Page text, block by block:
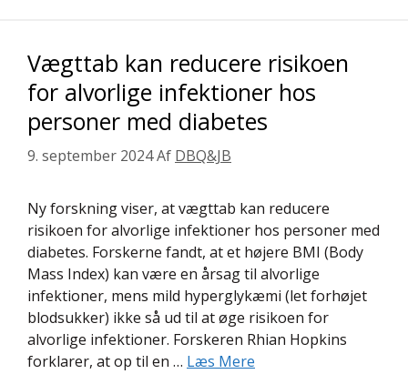
Vægttab kan reducere risikoen
for alvorlige infektioner hos
personer med diabetes
9. september 2024Af DBQ&JB
Ny forskning viser, at vægttab kan reducere
risikoen for alvorlige infektioner hos personer med
diabetes. Forskerne fandt, at et højere BMI (Body
Mass Index) kan være en årsag til alvorlige
infektioner, mens mild hyperglykæmi (let forhøjet
blodsukker) ikke så ud til at øge risikoen for
alvorlige infektioner. Forskeren Rhian Hopkins
forklarer, at op til en … Læs Mere